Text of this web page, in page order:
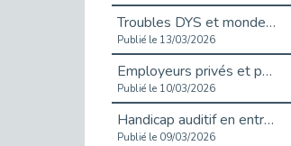
Troubles DYS et monde du travail : mieux comprendre pour mieux accompagner _ vidéo
Publié le 13/03/2026
Employeurs privés et publics : vigilance face aux démarchages liés à l’OETH en 2026
Publié le 10/03/2026
Handicap auditif en entreprise, aménagements pour sécuriser la communication - vidéo
Publié le 09/03/2026